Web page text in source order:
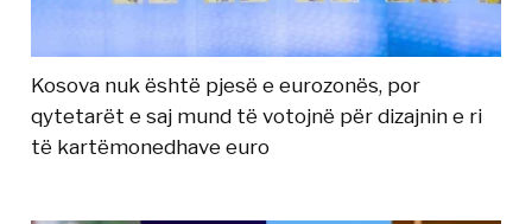
Kosova nuk është pjesë e eurozonës, por
qytetarët e saj mund të votojnë për dizajnin e ri
të kartëmonedhave euro